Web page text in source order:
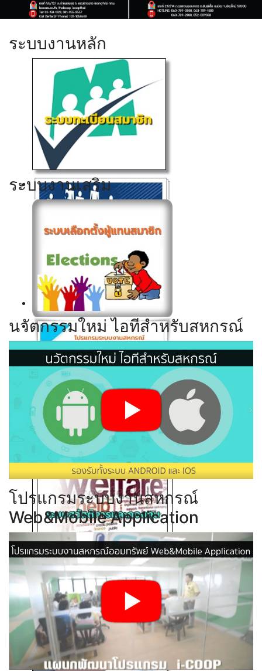
ระบบงานหลัก
Click ดูรายละเอียด
Click ดูรายละเอียด
Click ดูรายละเอียด
Click ดูรายละเอียด
Click ดูรายละเอียด
ระบบงานเสริม
Click ดูรายละเอียด
Click ดูรายละเอียด
Click ดูรายละเอียด
นวัตกรรมใหม่ ไอทีสำหรับสหกรณ์
โปรแกรมระบบงานสหกรณ์
Web&Mobile Application